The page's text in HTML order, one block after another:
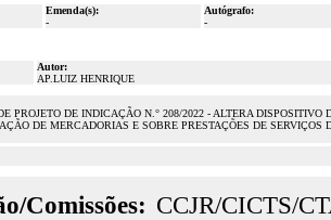
Emenda(s):
-
Autógrafo:
-
Autor:
AP.LUIZ HENRIQUE
PROJETO DE INDICAÇÃO N.° 208/2022 - ALTERA
DE MERCADORIAS E SOBRE PRESTAÇÕES DE
Comissões: CCJR/CICTS/